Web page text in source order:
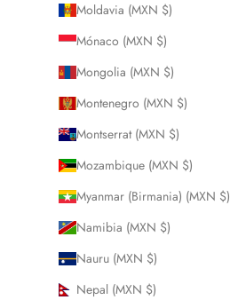
Moldavia (MXN $)
Mónaco (MXN $)
Mongolia (MXN $)
Montenegro (MXN $)
Montserrat (MXN $)
Mozambique (MXN $)
Myanmar (Birmania) (MXN $)
Namibia (MXN $)
Nauru (MXN $)
Nepal (MXN $)